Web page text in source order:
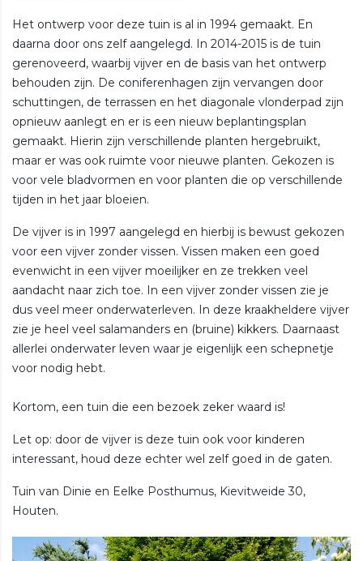
Het ontwerp voor deze tuin is al in 1994 gemaakt. En
daarna door ons zelf aangelegd. In 2014-2015 is de tuin
gerenoveerd, waarbij vijver en de basis van het ontwerp
behouden zijn. De coniferenhagen zijn vervangen door
schuttingen, de terrassen en het diagonale vlonderpad zijn
opnieuw aanlegt en er is een nieuw beplantingsplan
gemaakt. Hierin zijn verschillende planten hergebruikt,
maar er was ook ruimte voor nieuwe planten. Gekozen is
voor vele bladvormen en voor planten die op verschillende
tijden in het jaar bloeien.
De vijver is in 1997 aangelegd en hierbij is bewust gekozen
voor een vijver zonder vissen. Vissen maken een goed
evenwicht in een vijver moeilijker en ze trekken veel
aandacht naar zich toe. In een vijver zonder vissen zie je
dus veel meer onderwaterleven. In deze kraakheldere vijver
zie je heel veel salamanders en (bruine) kikkers. Daarnaast
allerlei onderwater leven waar je eigenlijk een schepnetje
voor nodig hebt.
Kortom, een tuin die een bezoek zeker waard is!
Let op: door de vijver is deze tuin ook voor kinderen
interessant, houd deze echter wel zelf goed in de gaten.
Tuin van Dinie en Eelke Posthumus, Kievitweide 30,
Houten.